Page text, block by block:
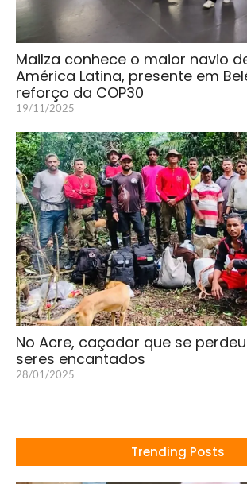
Mailza conhece o maior navio
América Latina, presente em
reforço da COP30
19/11/2025
No Acre, caçador que se
seres encantados
28/01/2025
Trending Posts